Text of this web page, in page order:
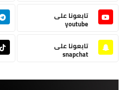
تابعونا على
youtube
تابعونا على
snapchat